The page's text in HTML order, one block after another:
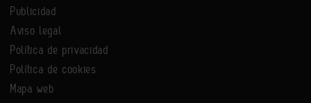
Publicidad
Aviso legal
Política de privacidad
Política de cookies
Mapa web